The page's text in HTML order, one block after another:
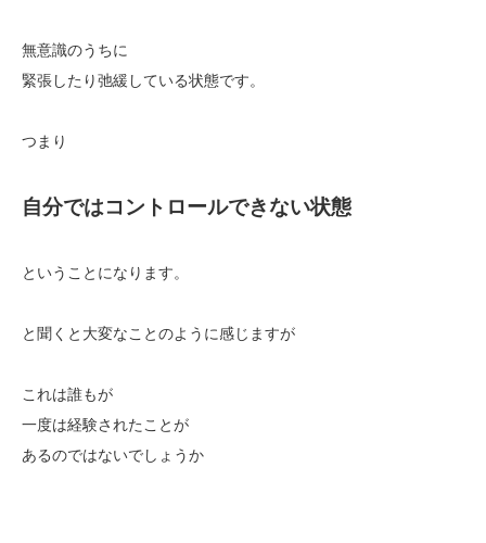
無意識のうちに
緊張したり弛緩している状態です。
つまり
自分ではコントロールできない状態
ということになります。
と聞くと大変なことのように感じますが
これは誰もが
一度は経験されたことが
あるのではないでしょうか